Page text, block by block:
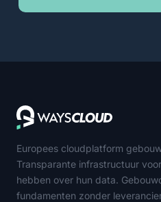
Europees cloudplatform
Transparante infrastructuur
hebben over hun data.
fundamenten zonder